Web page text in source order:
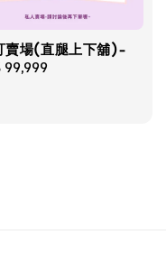
賣場(直腿上下舖)-
99,999